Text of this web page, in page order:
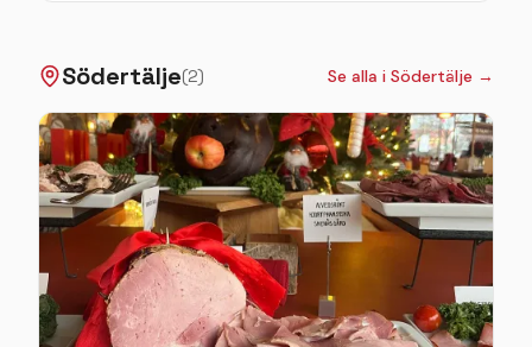
Södertälje(2) Se alla i Södertälje →